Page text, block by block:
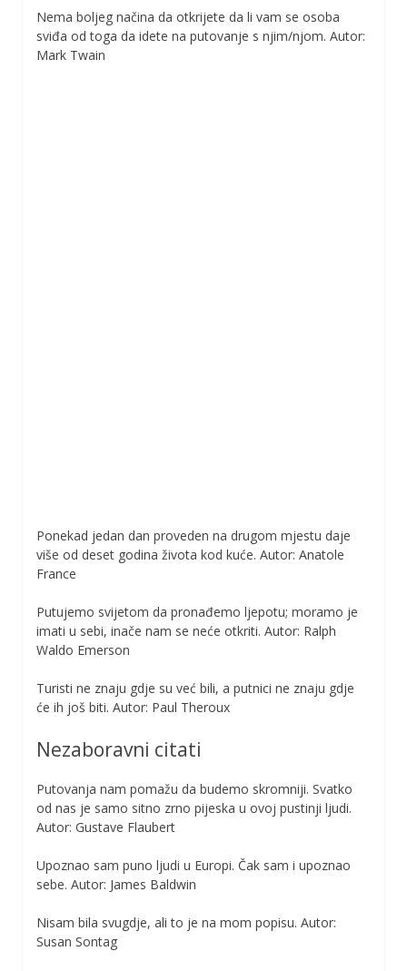
Nema boljeg načina da otkrijete da li vam se osoba
sviđa od toga da idete na putovanje s njim/njom. Autor:
Mark Twain
Ponekad jedan dan proveden na drugom mjestu daje
više od deset godina života kod kuće. Autor: Anatole
France
Putujemo svijetom da pronađemo ljepotu; moramo je
imati u sebi, inače nam se neće otkriti. Autor: Ralph
Waldo Emerson
Turisti ne znaju gdje su već bili, a putnici ne znaju gdje
će ih još biti. Autor: Paul Theroux
Nezaboravni citati
Putovanja nam pomažu da budemo skromniji. Svatko
od nas je samo sitno zrno pijeska u ovoj pustinji ljudi.
Autor: Gustave Flaubert
Upoznao sam puno ljudi u Europi. Čak sam i upoznao
sebe. Autor: James Baldwin
Nisam bila svugdje, ali to je na mom popisu. Autor:
Susan Sontag